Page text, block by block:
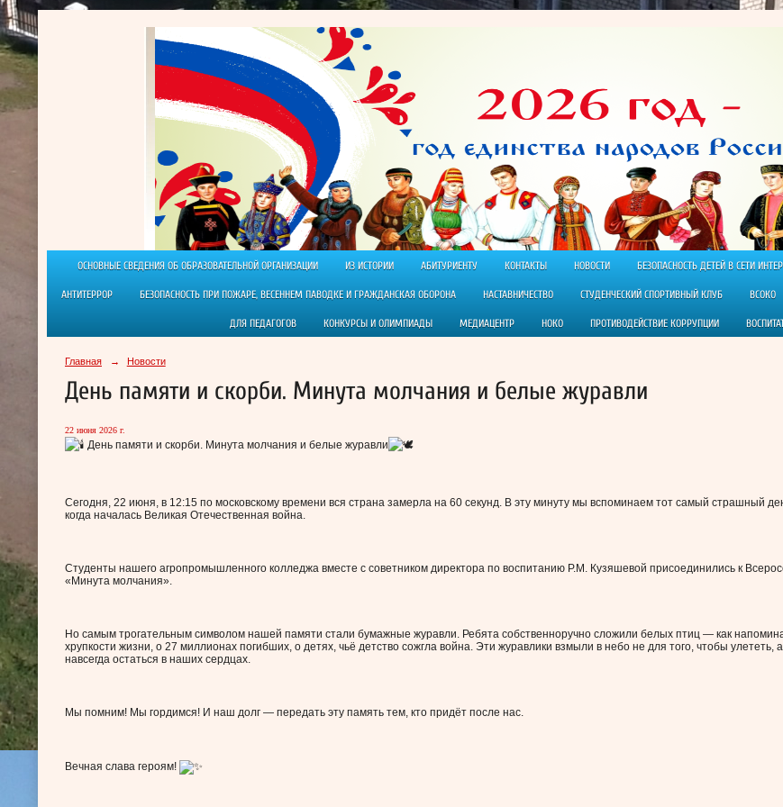
ОСНОВНЫЕ СВЕДЕНИЯ ОБ ОБРАЗОВАТЕЛЬНОЙ ОРГАНИЗАЦИИ ИЗ ИСТОРИИ АБИТУРИЕНТУ КОНТАКТЫ НОВОСТИ БЕЗОПАСНОСТЬ ДЕТЕЙ В СЕТИ
АНТИТЕРРОР БЕЗОПАСНОСТЬ ПРИ ПОЖАРЕ, ВЕСЕННЕМ ПАВОДКЕ И ГРАЖДАНСКАЯ ОБОРОНА НАСТАВНИЧЕСТВО СТУДЕНЧЕСКИЙ СПОРТИВНЫЙ КЛУБ ВСОКО
ДЛЯ ПЕДАГОГОВ КОНКУРСЫ И ОЛИМПИАДЫ МЕДИАЦЕНТР НОКО ПРОТИВОДЕЙСТВИЕ КОРРУПЦИИ
Главная → Новости
День памяти и скорби. Минута молчания и белые журавли
22 июня 2026 г.
День памяти и скорби. Минута молчания и белые журавли
Сегодня, 22 июня, в 12:15 по московскому времени вся страна замерла на 60 секунд. В эту минуту мы вспоминаем тот самый страшный
когда началась Великая Отечественная война.
Студенты нашего агропромышленного колледжа вместе с советником директора по воспитанию Р.М. Кузяшевой присоединились к
«Минута молчания».
Но самым трогательным символом нашей памяти стали бумажные журавли. Ребята собственноручно сложили белых птиц — как
хрупкости жизни, о 27 миллионах погибших, о детях, чьё детство сожгла война. Эти журавлики взмыли в небо не для того, чтобы улететь,
навсегда остаться в наших сердцах.
Мы помним! Мы гордимся! И наш долг — передать эту память тем, кто придёт после нас.
Вечная слава героям!